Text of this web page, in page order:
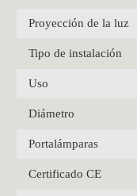
Proyección de la luz
Tipo de instalación
Uso
Diámetro
Portalámparas
Certificado CE